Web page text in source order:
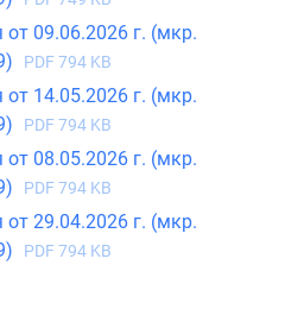
09.06.2026 г. (мкр.
PDF 794 KB
14.05.2026 г. (мкр.
PDF 794 KB
08.05.2026 г. (мкр.
PDF 794 KB
29.04.2026 г. (мкр.
PDF 794 KB